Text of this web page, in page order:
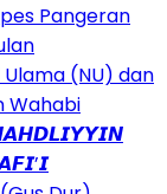
Pangeran
(NU) dan
Wahabi